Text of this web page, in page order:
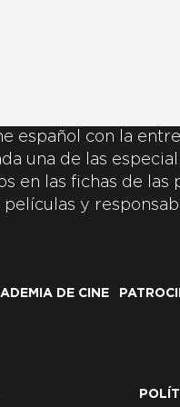
español con la
una de las
en las fichas de las
y
DE CINE